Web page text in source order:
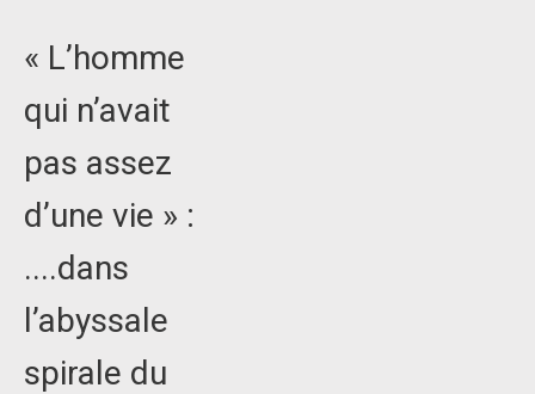
« L’homme
qui n’avait
pas assez
d’une vie » :
....dans
l’abyssale
spirale du